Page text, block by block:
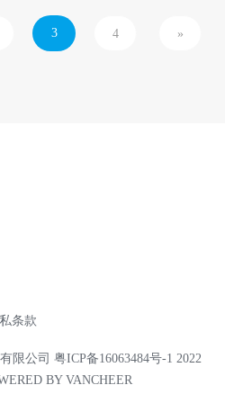
3 4 »
限公司 粤ICP备16063484号-1 2022
BY VANCHEER
条款